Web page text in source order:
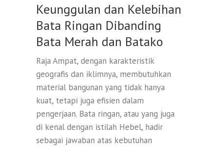
Keunggulan dan Kelebihan
Bata Ringan Dibanding
Bata Merah dan Batako
Raja Ampat, dengan karakteristik
geografis dan iklimnya, membutuhkan
material bangunan yang tidak hanya
kuat, tetapi juga efisien dalam
pengerjaan. Bata ringan, atau yang juga
di kenal dengan istilah Hebel, hadir
sebagai jawaban atas kebutuhan